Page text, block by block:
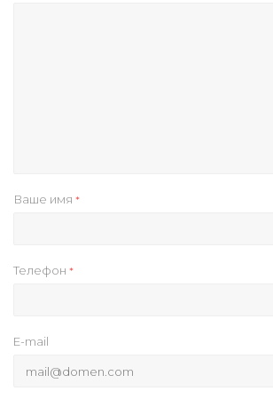
Ваше имя *
Телефон *
E-mail